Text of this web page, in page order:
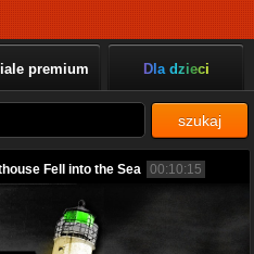
premium Dla dzieci
szukaj
Fell into the Sea 00:10:15